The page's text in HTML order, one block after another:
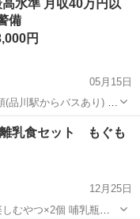
水準 月収40万円以
備
円
05月15日
(品川駅からバスあり) お
トをお願いします ・出
視 ・駐車場管理 ・車両
乳食セット もぐも
12月25日